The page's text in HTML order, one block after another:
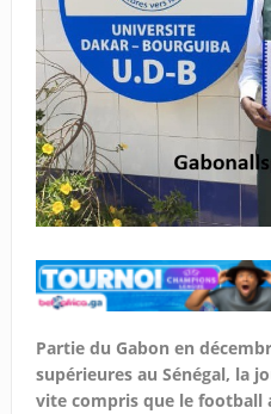
Partie du Gabon en
supérieures au Sénégal, la
vite compris que le football